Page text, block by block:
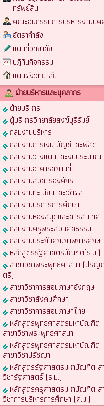
ทรัพย์สิน
คณะอนุกรรมการบริหารงานบุค
อัตรากำลัง
แผนที่วิทยาลัย
ปฏิทินกิจกรรม
แผนผังวิทยาลัย
ฝ่ายบริหารและบุคลากร
ฝ่ายบริหาร
ผู้บริหารวิทยาลัยสงฆ์บุรีรัมย์
กลุ่มงานบริหาร
กลุ่มงานการเงิน บัญชีและพัสดุ
กลุ่มงานวางแผนและงบประมาณ
กลุ่มงานอาคารสถานที่
กลุ่มงานสื่อสารองค์กร
กลุ่มงานทะเบียนและวัดผล
กลุ่มงานบริการการศึกษา
กลุ่มงานห้องสมุดและสารสนเทศ
กลุ่มงานครูพระสอนศีลธรรม
กลุ่มงานประกันคุณภาพการศึกษา
หลักสูตรรัฐศาสตรบัณฑิต(ร.บ.)
สาขาวิชาพระพุทธศาสนา (ปริญ
ตรี)
สาขาวิชาการสอนภาษาอังกฤษ
สาขาวิชาสังคมศึกษา
สาขาวิชาการสอนภาษาไทย
หลักสูตรพุทธศาสตรมหาบัณฑิต
สาขาวิชาพระพุทธศาสนา
หลักสูตรพุทธศาสตรมหาบัณฑิต
สาขาวิชาปรัชญา
หลักสูตรรัฐศาสตรมหาบัณฑิต ส
วิชารัฐศาสตร์ (ร.ม.)
หลักสูตรครุศาสตรมหาบัณฑิต ส
วิชาการบริหารการศึกษา (ค.ม.)